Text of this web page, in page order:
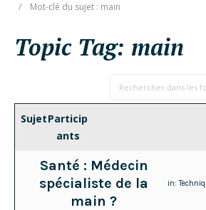
/ Mot-clé du sujet : main
Topic Tag: main
SujetParticip
ants
Santé : Médecin
spécialiste de la
main ?
in: